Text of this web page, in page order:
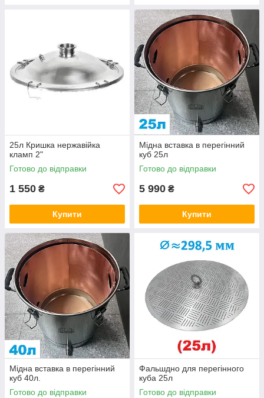
25л Кришка нержавійка
кламп 2"
Готово до відправки
1 550 ₴
Купити
Мідна вставка в перегінний
куб 25л
Готово до відправки
5 990 ₴
Купити
Мідна вставка в перегінний
куб 40л.
Готово до відправки
Фальшдно для перегінного
куба 25л
Готово до відправки